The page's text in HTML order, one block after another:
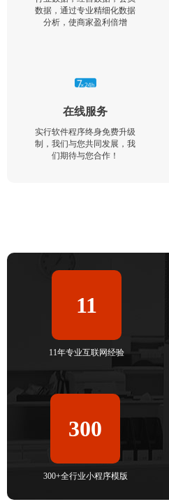
数据，通过专业精细化数据
分析，使商家盈利倍增
在线服务
实行软件程序终身免费升级
制，我们与您共同发展，我
们期待与您合作！
11
11年专业互联网经验
300
300+全行业小程序模版